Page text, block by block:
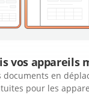
vos appareils
documents en
pour les